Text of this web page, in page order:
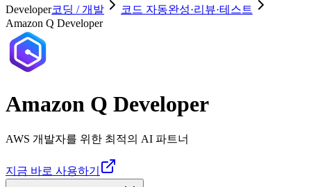
Developer코딩 / 개발
코드 자동완성·리뷰·테스트
Amazon Q Developer
Amazon Q Developer
AWS 개발자를 위한 최적의 AI 파트너
지금 바로 사용하기